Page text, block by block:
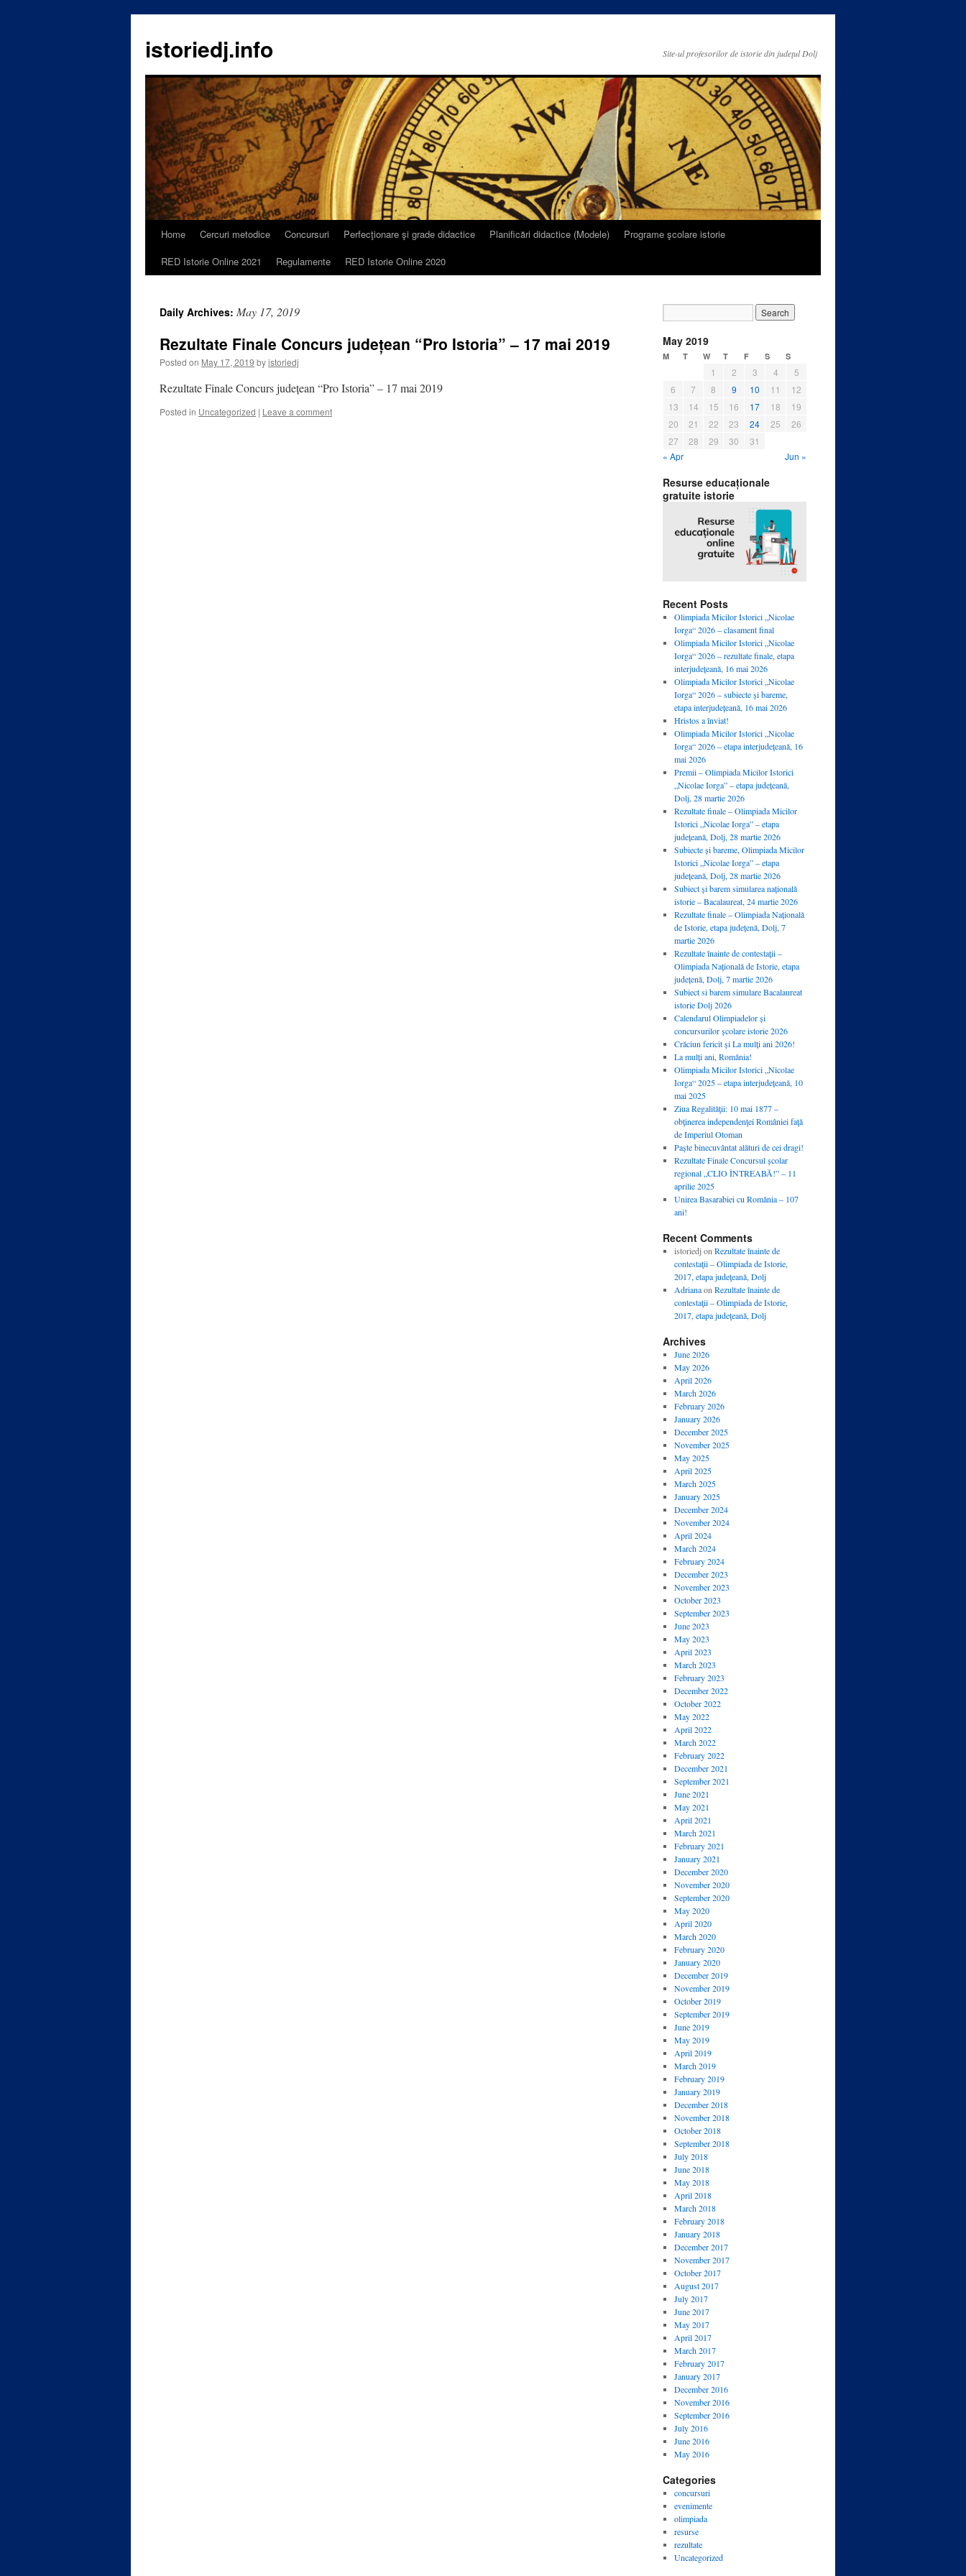
istoriedj.info Site-ul profesorilor de istorie din judeţul Dolj
SkipHome Cercuri metodice Concursuri Perfecţionare şi grade didactice Planificări didactice (Modele)
Programe şcolare istorie
RED Istorie Online 2021
Regulamente RED Istorie Online 2020
Daily Archives: May 17, 2019
Rezultate Finale Concurs județean “Pro Istoria” – 17 mai 2019
Posted on May 17, 2019 byistoriedj
Rezultate Finale Concurs județean “Pro Istoria” – 17 mai 2019
Posted in Uncategorized | Leave a comment
May 2019
M T W T F S S
1 2 3 4
5
6
7 8 9 10 11
12
13
14 15 16 17 18
19
20
21 22 23 24 25
26
27
28 29 30
31
« Apr
Jun »
Resurse educaționale
gratuite istorie
Recent Posts
Olimpiada Micilor Istorici „Nicolae
Iorga“ 2026 – clasament final
Olimpiada Micilor Istorici „Nicolae
Iorga“ 2026 – rezultate finale, etapa
interjudețeană, 16 mai 2026
Olimpiada Micilor Istorici „Nicolae
Iorga“ 2026 – subiecte și bareme,
etapa interjudețeană, 16 mai 2026
Hristos a înviat!
Olimpiada Micilor Istorici „Nicolae
Iorga“ 2026 – etapa interjudețeană, 16
mai 2026
Premii – Olimpiada Micilor Istorici
„Nicolae Iorga” – etapa județeană,
Dolj, 28 martie 2026
Rezultate finale – Olimpiada Micilor
Istorici „Nicolae Iorga” – etapa
județeană, Dolj, 28 martie 2026
Subiecte și bareme, Olimpiada Micilor
Istorici „Nicolae Iorga” – etapa
județeană, Dolj, 28 martie 2026
Subiect și barem simularea națională
istorie – Bacalaureat, 24 martie 2026
Rezultate finale – Olimpiada Națională
de Istorie, etapa județenă, Dolj, 7
martie 2026
Rezultate înainte de contestații –
Olimpiada Națională de Istorie, etapa
județenă, Dolj, 7 martie 2026
Subiect si barem simulare Bacalaureat
istorie Dolj 2026
Calendarul Olimpiadelor și
concursurilor școlare istorie 2026
Crăciun fericit și La mulți ani 2026!
La mulți ani, România!
Olimpiada Micilor Istorici „Nicolae
Iorga“ 2025 – etapa interjudețeană, 10
mai 2025
Ziua Regalităţii: 10 mai 1877 –
obţinerea independenţei României faţă
de Imperiul Otoman
Paște binecuvântat alături de cei dragi!
Rezultate Finale Concursul școlar
regional „CLIO ÎNTREABĂ!” – 11
aprilie 2025
Unirea Basarabiei cu România – 107
ani!
Recent Comments
istoriedjon Rezultate înainte de
contestaţii – Olimpiada de Istorie,
2017, etapa judeţeană, Dolj
Adrianaon Rezultate înainte de
contestaţii – Olimpiada de Istorie,
2017, etapa judeţeană, Dolj
Archives
June 2026
May 2026
April 2026
March 2026
February 2026
January 2026
December 2025
November 2025
May 2025
April 2025
March 2025
January 2025
December 2024
November 2024
April 2024
March 2024
February 2024
December 2023
November 2023
October 2023
September 2023
June 2023
May 2023
April 2023
March 2023
February 2023
December 2022
October 2022
May 2022
April 2022
March 2022
February 2022
December 2021
September 2021
June 2021
May 2021
April 2021
March 2021
February 2021
January 2021
December 2020
November 2020
September 2020
May 2020
April 2020
March 2020
February 2020
January 2020
December 2019
November 2019
October 2019
September 2019
June 2019
May 2019
April 2019
March 2019
February 2019
January 2019
December 2018
November 2018
October 2018
September 2018
July 2018
June 2018
May 2018
April 2018
March 2018
February 2018
January 2018
December 2017
November 2017
October 2017
August 2017
July 2017
June 2017
May 2017
April 2017
March 2017
February 2017
January 2017
December 2016
November 2016
September 2016
July 2016
June 2016
May 2016
Categories
concursuri
evenimente
olimpiada
resurse
rezultate
Uncategorized